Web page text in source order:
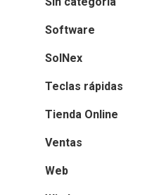
Software
SolNex
Teclas rápidas
Tienda Online
Ventas
Web